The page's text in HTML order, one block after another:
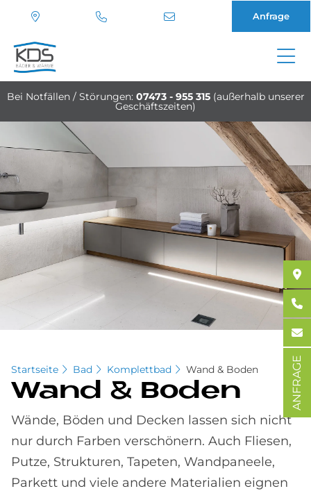
zum
Anfrage
Bei Notfällen / Störungen: 07473 - 955 315 (außerhalb unserer
Geschäftszeiten)
Startseite Bad Komplettbad Wand & Boden
Wand & Bo­den
Wände, Böden und Decken lassen sich nicht
nur durch Farben ver­schönern. Auch Fliesen,
Putze, Strukturen, Tapeten, Wand­paneele,
Parkett und viele andere Materialien eignen
ANFRAGE